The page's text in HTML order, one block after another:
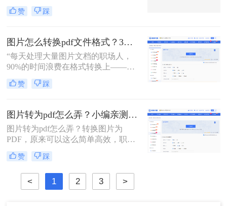
见。PDF格式因其跨平台兼容性强、
内容不易篡改、排版稳定等优势，成
转pdf格式怎么弄呢？本文将介绍几种
常见的图片转PDF方法，帮助用户高
效完成转换。
赞 踩
图片怎么转换pdf文件格式？3种高效方法全解析，职场人必备技能！
“每天处理大量图片文档的职场人，
90%的时间浪费在格式转换上——这
不是技术问题，而是方法误区。” 作
为深耕办公软件测评多年的博主，小
始方式处理图片转PDF需求。那么图
片怎么转换pdf文件格式呢？本文将揭
秘三种专业级转换方法，结合实测数
据帮你突破效率瓶颈。
赞 踩
图片转为pdf怎么弄？小编亲测5种实用方法，告别繁琐操作！
图片转为pdf怎么弄？转换图片为
PDF，原来可以这么简单高效，职场
效率提升从此触手可及！“一张图片
秒变PDF文档？是的，你没听错！”作
为从事电脑办公软件测评多年的博
主，小编深知职场办公人群对高效转
换工具的渴求，今天就分享超实用方
赞 踩
< 1 2 3 >